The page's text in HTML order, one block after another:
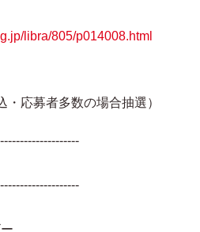
libra/805/p014008.html
募者多数の場合抽選）